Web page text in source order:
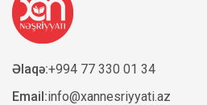
Əlaqə:+994 77 330 01 34
Email:info@xannesriyyati.az